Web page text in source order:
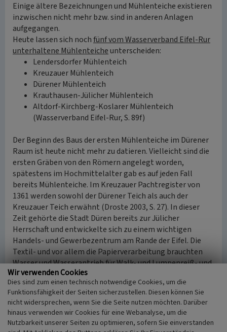
Einige ältere Bezeichnungen und Mühlenteiche existieren
inzwischen nicht mehr bzw. sind in anderen Anlagen
aufgegangen.
Heute lassen sich nochfünf vom Wasserverband Eifel-Rur
unterhaltene Mühlenteicheunterscheiden:
Lendersdorfer Mühlenteich
Kreuzauer Mühlenteich
Dürener Mühlenteich
Krauthausen-Jülicher Mühlenteich
Altdorf-Kirchberg-Koslarer Mühlenteich
(Wasserverband Eifel-Rur, S. 89f)
Der Beginn des Baus der ersten Mühlenteiche im Dürener
Raum ist heute nicht mehr zu datieren. Vielleicht sind die
ersten Gräben von den Römern angelegt worden,
spätestens im Hochmittelalter gab es auf jeden Fall
bereits Mühlenteiche. Im Kreuzauer Pachtregister von
1361 werden sowohl der Dürener Teich als auch der
Kreuzauer Teich erwähnt (Droste 2003, S. 27). In dieser
Zeit gehörte die Stadt Düren bereits zur Jülicher
Herrschaft und entwickelte sich zu einem wichtigen
Handels- und Gewerbezentrum am Rande der Eifel. Die
Textil- und vor allem die Papierverarbeitung brauchten
Wasser und Wasserantrieb für Walk- und Lumpenreiß- und
Stampfmühlen. Seit der frühen Neuzeit und vor allem im
18. Jahrhundert kam eine ausgedehnte Eisenverarbeitung
mit ihren Pochwerken (Zerkleinern von Erzgestein) und
Schmiedehämmern hinzu. Daneben gab es zahlreiche
Getreide-, Holz- und Ölmühlen.
Wir verwenden Cookies
Dies sind zum einen technisch notwendige Cookies, um die
Funktionsfähigkeit der Seiten sicherzustellen. Diesen können Sie
nicht widersprechen, wenn Sie die Seite nutzen möchten. Darüber
hinaus verwenden wir Cookies für eine Webanalyse, um die
Nutzbarkeit unserer Seiten zu optimieren, sofern Sie einverstanden